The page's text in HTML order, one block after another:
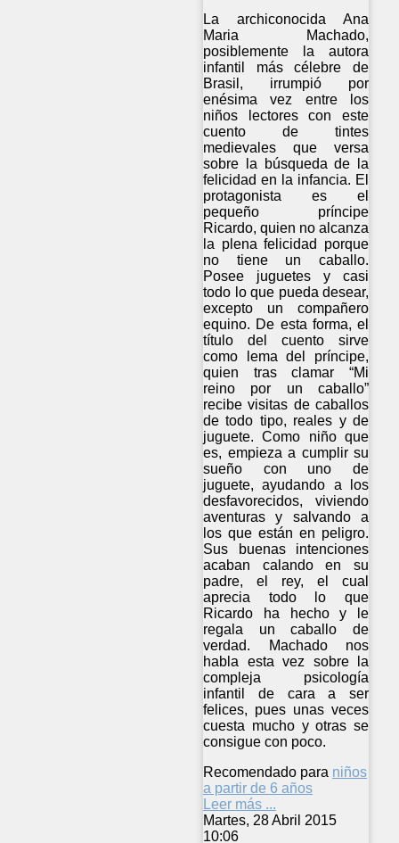
La archiconocida Ana
Maria Machado,
posiblemente la autora
infantil más célebre de
Brasil, irrumpió por
enésima vez entre los
niños lectores con este
cuento de tintes
medievales que versa
sobre la búsqueda de la
felicidad en la infancia. El
protagonista es el
pequeño príncipe
Ricardo, quien no alcanza
la plena felicidad porque
no tiene un caballo.
Posee juguetes y casi
todo lo que pueda desear,
excepto un compañero
equino. De esta forma, el
título del cuento sirve
como lema del príncipe,
quien tras clamar “Mi
reino por un caballo”
recibe visitas de caballos
de todo tipo, reales y de
juguete. Como niño que
es, empieza a cumplir su
sueño con uno de
juguete, ayudando a los
desfavorecidos, viviendo
aventuras y salvando a
los que están en peligro.
Sus buenas intenciones
acaban calando en su
padre, el rey, el cual
aprecia todo lo que
Ricardo ha hecho y le
regala un caballo de
verdad. Machado nos
habla esta vez sobre la
compleja psicología
infantil de cara a ser
felices, pues unas veces
cuesta mucho y otras se
consigue con poco.
Recomendado para niños
a partir de 6 años
Leer más ...
Martes, 28 Abril 2015
10:06